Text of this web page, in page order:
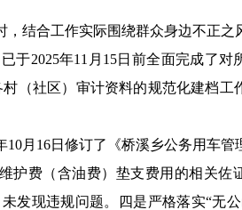
，结合工作实际围绕群众身边不正之
于2025年11月15日前全面完成了对
（社区）审计资料的规范化建档工
10月16日修订了《桥溪乡公务用车管
护费（含油费）垫支费用的相关佐
发现违规问题。四是严格落实“无公